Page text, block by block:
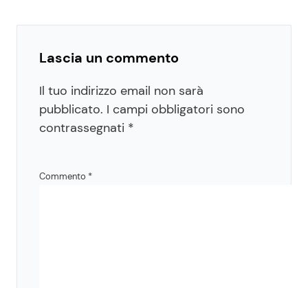
Lascia un commento
Il tuo indirizzo email non sarà
pubblicato. I campi obbligatori sono
contrassegnati *
Commento *